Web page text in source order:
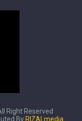
Right Reserved
By RIZALmedia